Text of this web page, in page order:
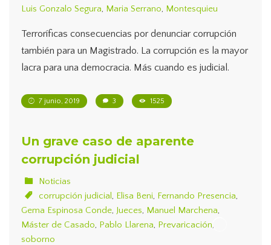
Luis Gonzalo Segura, Maria Serrano, Montesquieu
Terroríficas consecuencias por denunciar corrupción
también para un Magistrado. La corrupción es la mayor
lacra para una democracia. Más cuando es judicial.
7 junio, 2019 3 1525
Un grave caso de aparente
corrupción judicial
Noticias
corrupción judicial , Elisa Beni, Fernando Presencia,
Gema Espinosa Conde, Jueces, Manuel Marchena,
Máster de Casado, Pablo Llarena, Prevaricación,
soborno